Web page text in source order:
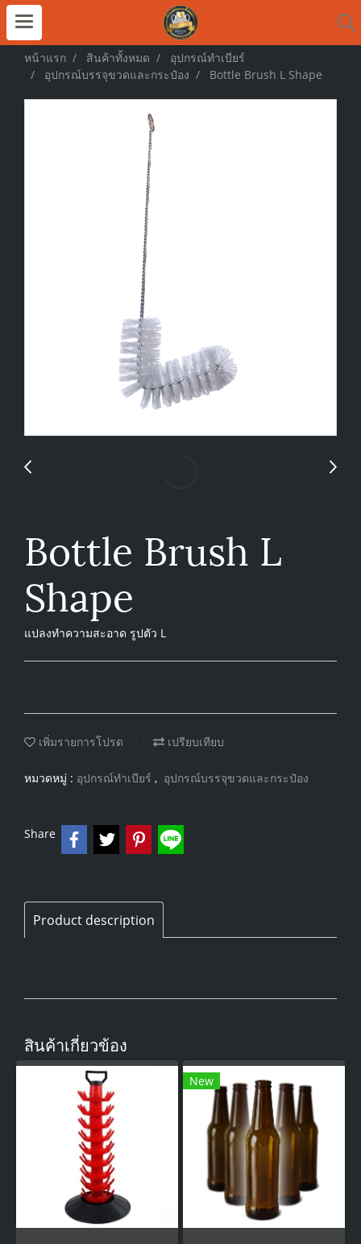
หน้าแรก สินค้าทั้งหมด
อุปกรณ์ทำเบียร์
อุปกรณ์บรรจุขวดและกระป๋อง
Bottle Brush L Shape
Bottle Brush L
Shape
แปลงทำความสะอาด รูปตัว L
เพิ่มรายการโปรด เปรียบเทียบ
หมวดหมู่ : อุปกรณ์ทำเบียร์ , อุปกรณ์บรรจุขวดและกระป๋อง
Share
Product description
สินค้าเกี่ยวข้อง
New